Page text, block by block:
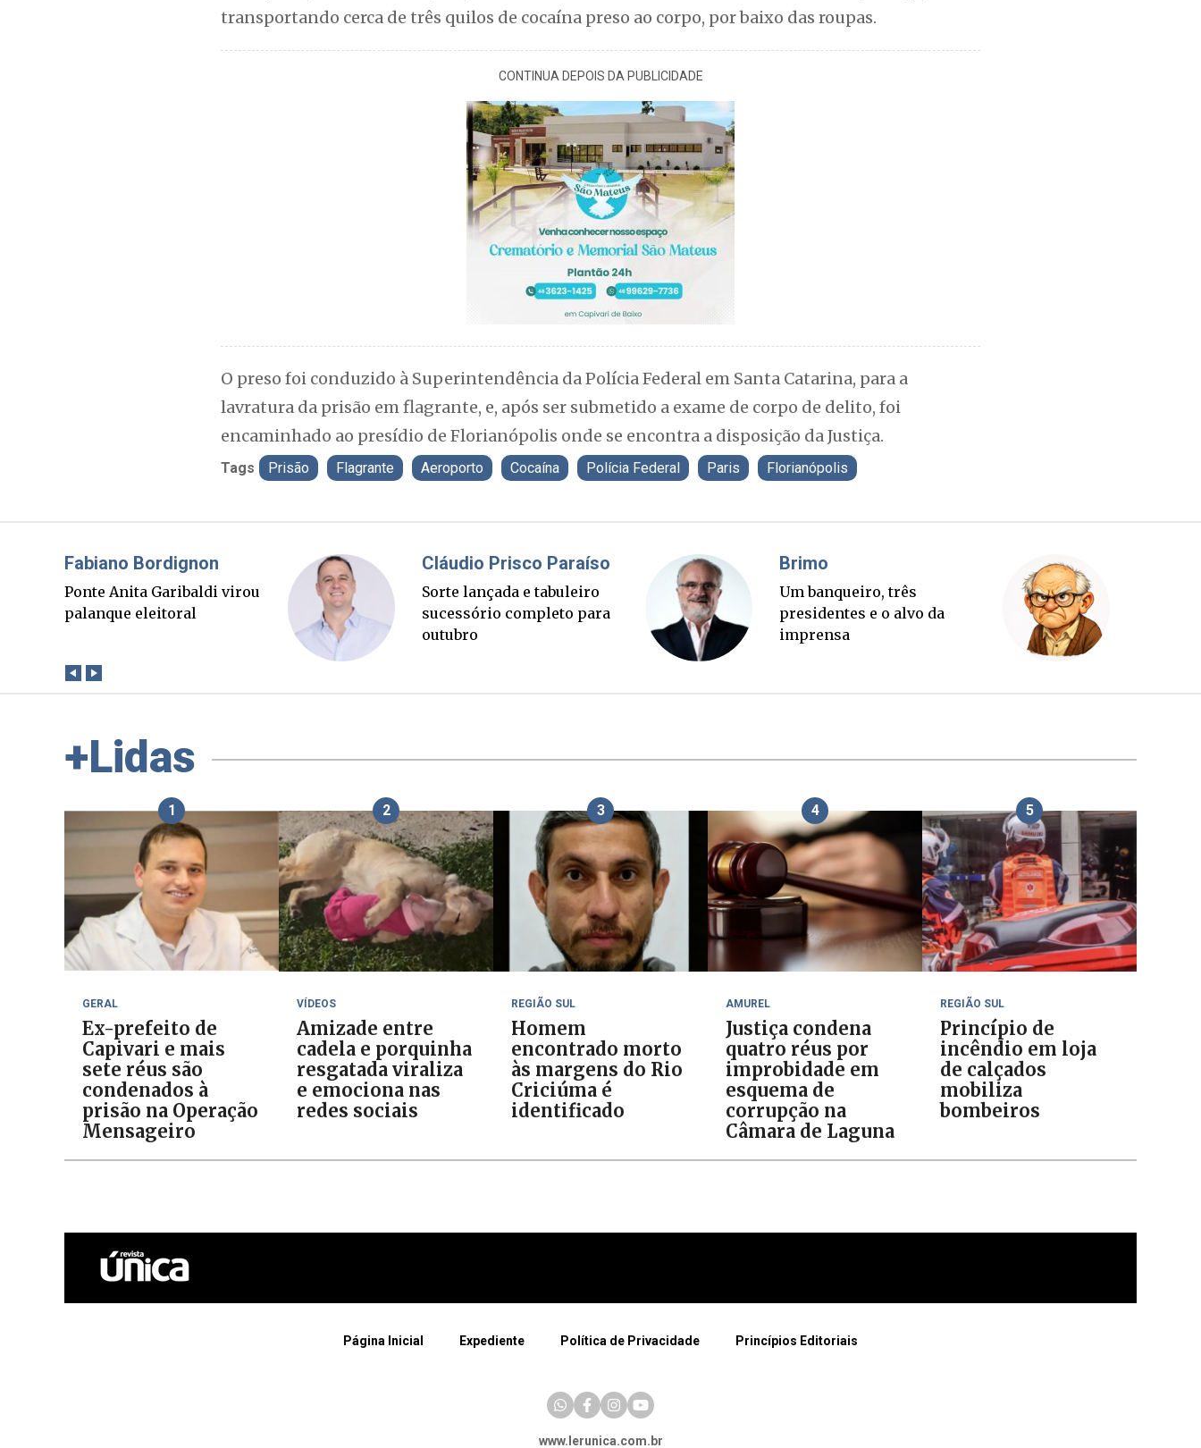
transportando cerca de três quilos de cocaína preso ao corpo, por baixo das roupas.
CONTINUA DEPOIS DA PUBLICIDADE
O preso foi conduzido à Superintendência da Polícia Federal em Santa Catarina, para a
lavratura da prisão em flagrante, e, após ser submetido a exame de corpo de delito, foi
encaminhado ao presídio de Florianópolis onde se encontra a disposição da Justiça.
Tags Prisão Flagrante Aeroporto Cocaína Polícia Federal Paris Florianópolis
Misael Elias
O Boato corre mais rápido
que a verdade. Mas quem
paga a conta?
Fabiano Bordignon
Ponte Anita Garibaldi virou
palanque eleitoral
Cláudio Prisco Paraíso
Sorte lançada e tabuleiro
sucessório completo para
+Lidas
1
GERAL
Ex-prefeito de
Capivari e mais
sete réus são
condenados à
prisão na Operação
Mensageiro
2
VÍDEOS
Amizade entre
cadela e porquinha
resgatada viraliza
e emociona nas
redes sociais
3
REGIÃO SUL
Homem
encontrado morto
às margens do Rio
Criciúma é
identificado
4
AMUREL
Justiça condena
quatro réus por
improbidade em
esquema de
corrupção na
Câmara de Laguna
5
REGIÃO SUL
Princípio de
incêndio em loja
de calçados
mobiliza
bombeiros
Página Inicial Expediente Política de Privacidade Princípios Editoriais
www.lerunica.com.br